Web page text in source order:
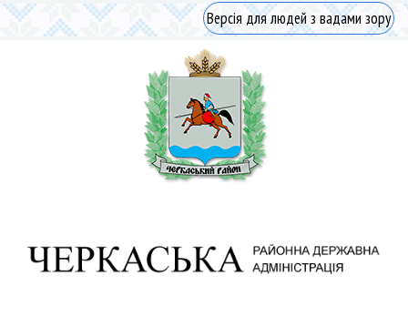
Версія для людей з вадами зору